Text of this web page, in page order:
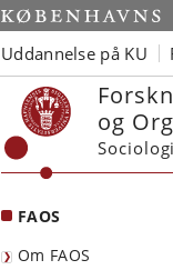
Start
Uddannelse på KU
og
FAOS
Om FAOS